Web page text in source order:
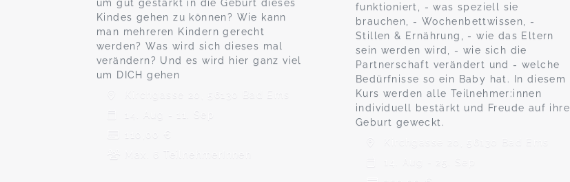
um gut gestärkt in die Geburt dieses
Kindes gehen zu können? Wie kann
man mehreren Kindern gerecht
werden? Was wird sich dieses mal
verändern? Und es wird hier ganz viel
um DICH gehen
Kirchgasse 20, 56130 Bad Ems
14. Aug - 11. Sep
110,00 €
Max. 6 TeilnehmerInnen
funktioniert, - was speziell sie
brauchen, - Wochenbettwissen, -
Stillen & Ernährung, - wie das Eltern
sein werden wird, - wie sich die
Partnerschaft verändert und - welche
Bedürfnisse so ein Baby hat. In diesem
Kurs werden alle Teilnehmer:innen
individuell bestärkt und Freude auf ihre
Geburt geweckt.
Kirchgasse 20, 56130 Bad Ems
14. Aug - 25. Sep